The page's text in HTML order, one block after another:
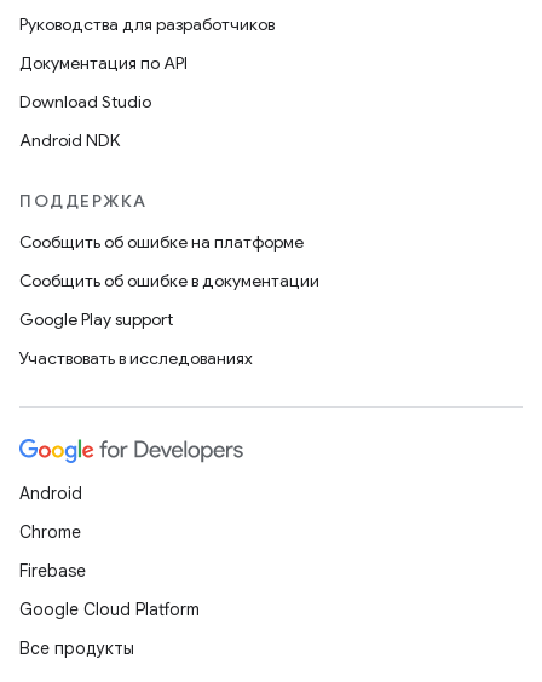
Руководства для разработчиков
Документация по API
Download Studio
Android NDK
ПОДДЕРЖКА
Сообщить об ошибке на платформе
Сообщить об ошибке в документации
Google Play support
Участвовать в исследованиях
Android
Chrome
Firebase
Google Cloud Platform
Все продукты